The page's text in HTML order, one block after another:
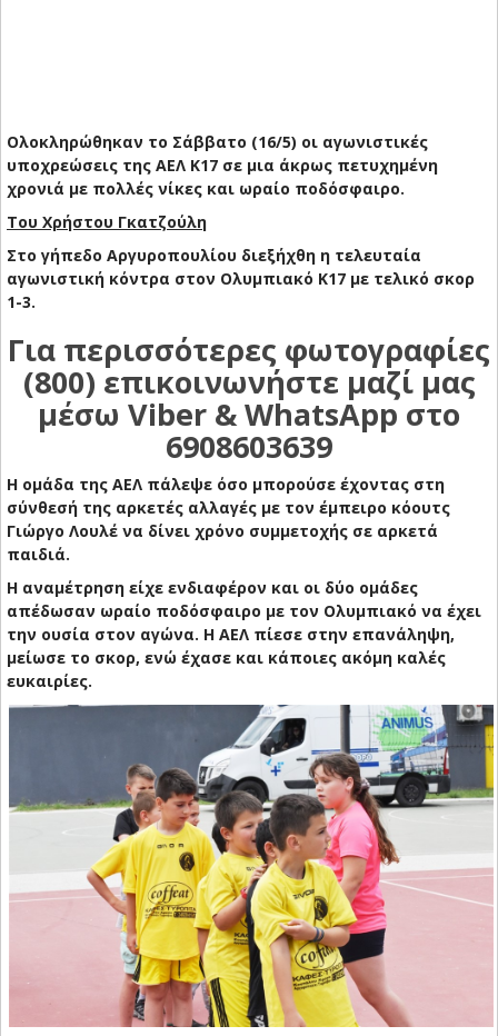
Ολοκληρώθηκαν το Σάββατο (16/5) οι αγωνιστικές
υποχρεώσεις της ΑΕΛ Κ17 σε μια άκρως πετυχημένη
χρονιά με πολλές νίκες και ωραίο ποδόσφαιρο.
Του Χρήστου Γκατζούλη
Στο γήπεδο Αργυροπουλίου διεξήχθη η τελευταία
αγωνιστική κόντρα στον Ολυμπιακό Κ17 με τελικό σκορ
1-3.
Για περισσότερες φωτογραφίες
(800) επικοινωνήστε μαζί μας
μέσω Viber & WhatsApp στο
6908603639
Η ομάδα της ΑΕΛ πάλεψε όσο μπορούσε έχοντας στη
σύνθεσή της αρκετές αλλαγές με τον έμπειρο κόουτς
Γιώργο Λουλέ να δίνει χρόνο συμμετοχής σε αρκετά
παιδιά.
Η αναμέτρηση είχε ενδιαφέρον και οι δύο ομάδες
απέδωσαν ωραίο ποδόσφαιρο με τον Ολυμπιακό να έχει
την ουσία στον αγώνα. Η ΑΕΛ πίεσε στην επανάληψη,
μείωσε το σκορ, ενώ έχασε και κάποιες ακόμη καλές
ευκαιρίες.